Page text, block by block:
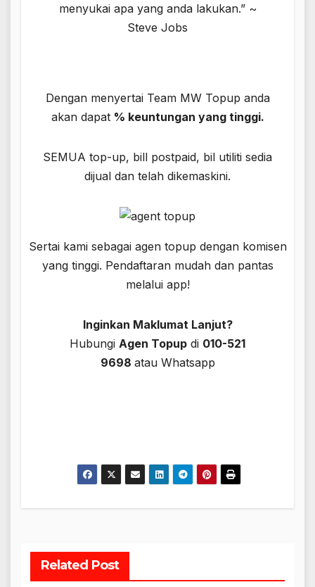
menyukai apa yang anda lakukan.” ~
Steve Jobs
Dengan menyertai Team MW Topup anda
akan dapat % keuntungan yang tinggi.
SEMUA top-up, bill postpaid, bil utiliti sedia
dijual dan telah dikemaskini.
Sertai kami sebagai agen topup dengan komisen
yang tinggi. Pendaftaran mudah dan pantas
melalui app!
Inginkan Maklumat Lanjut?
Hubungi Agen Topup di 010-521
9698 atau Whatsapp
Related Post